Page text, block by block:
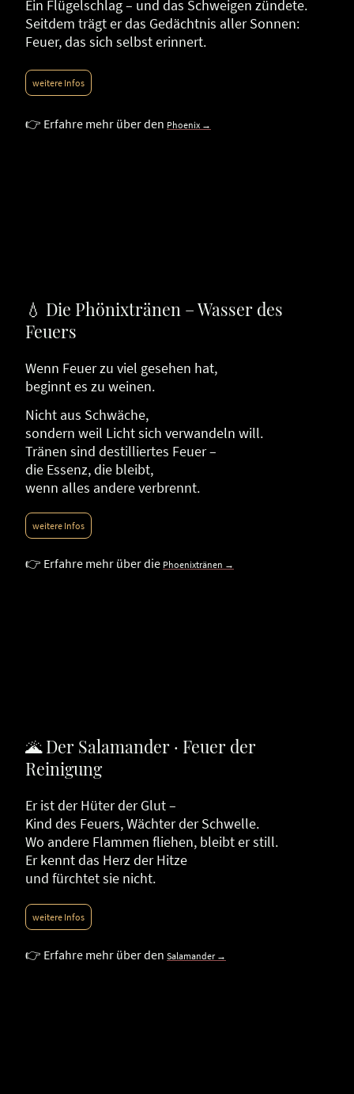
Ein Flügelschlag – und das Schweigen zündete.
Seitdem trägt er das Gedächtnis aller Sonnen:
Feuer, das sich selbst erinnert.
weitere Infos
👉 Erfahre mehr über den Phoenix →
💧 Die Phönixtränen – Wasser des
Feuers
Wenn Feuer zu viel gesehen hat,
beginnt es zu weinen.
Nicht aus Schwäche,
sondern weil Licht sich verwandeln will.
Tränen sind destilliertes Feuer –
die Essenz, die bleibt,
wenn alles andere verbrennt.
weitere Infos
👉 Erfahre mehr über die Phoenixtränen →
🌋 Der Salamander · Feuer der
Reinigung
Er ist der Hüter der Glut –
Kind des Feuers, Wächter der Schwelle.
Wo andere Flammen fliehen, bleibt er still.
Er kennt das Herz der Hitze
und fürchtet sie nicht.
weitere Infos
👉 Erfahre mehr über den Salamander →